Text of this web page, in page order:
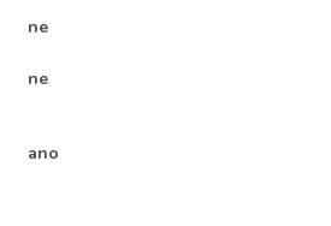
ne
ne
ano